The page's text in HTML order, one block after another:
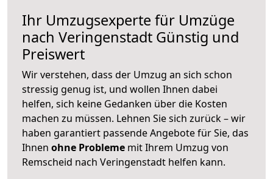
Ihr Umzugsexperte für Umzüge
nach Veringenstadt Günstig und
Preiswert
Wir verstehen, dass der Umzug an sich schon
stressig genug ist, und wollen Ihnen dabei
helfen, sich keine Gedanken über die Kosten
machen zu müssen. Lehnen Sie sich zurück – wir
haben garantiert passende Angebote für Sie, das
Ihnen ohne Probleme mit Ihrem Umzug von
Remscheid nach Veringenstadt helfen kann.